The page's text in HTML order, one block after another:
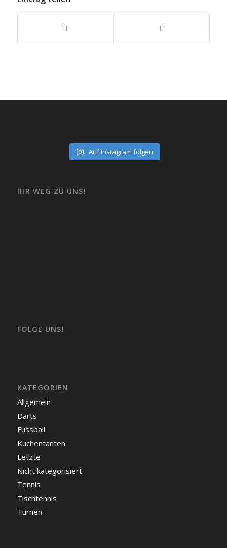
Auf Instagram folgen
IHR WEG ZU UNS!
FOLGE UNS!
KATEGORIEN
Allgemein
Darts
Fussball
Kuchentanten
Letzte
Nicht kategorisiert
Tennis
Tischtennis
Turnen